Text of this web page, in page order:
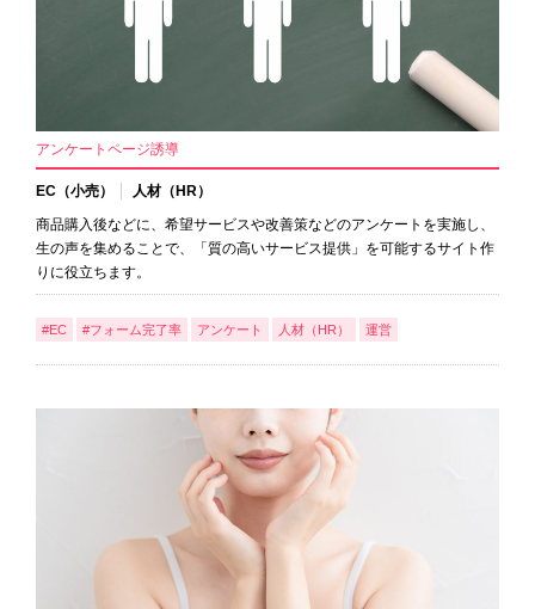
アンケートページ誘導
EC（小売）
人材（HR）
商品購入後などに、希望サービスや改善策などのアンケートを実施し、
生の声を集めることで、「質の高いサービス提供」を可能するサイト作
りに役立ちます。
#EC #フォーム完了率 アンケート 人材（HR） 運営